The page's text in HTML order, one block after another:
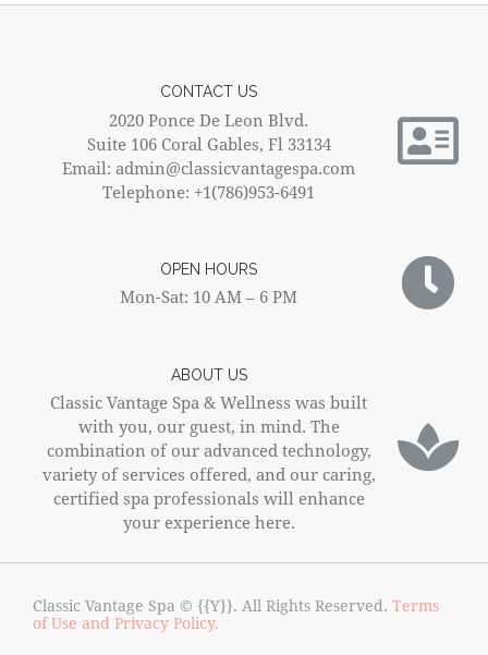
n
t
h
ABOUT US
Classic Vantage Spa & Wellness was built
with you, our guest, in mind. The
combination of our advanced technology,
variety of services offered, and our caring,
certified spa professionals will enhance
your experience here.
OPEN HOURS
Mon-Sat: 10 AM – 6 PM
CONTACT US
2020 Ponce De Leon Blvd.
Suite 106 Coral Gables, Fl 33134
Email: admin@classicvantagespa.com
Telephone: +1(786)953-6491
Classic Vantage Spa © {{Y}}. All Rights Reserved. Terms
of Use and Privacy Policy.